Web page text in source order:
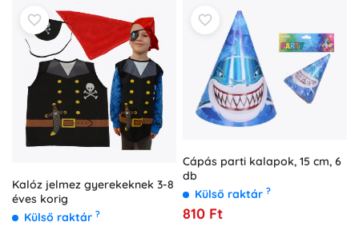
Kalóz jelmez gyerekeknek 3-8
éves korig
Külső raktár ?
Cápás parti kalapok, 15 cm, 6
db
Külső raktár ?
810 Ft